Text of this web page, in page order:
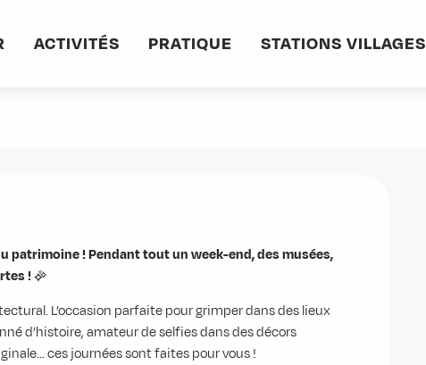
ACTIVITÉS PRATIQUE STATIONS VILLAGES
! ✨
L’occasion parfaite pour grimper dans des lieux
d’histoire, amateur de selfies dans des décors
ces journées sont faites pour vous !